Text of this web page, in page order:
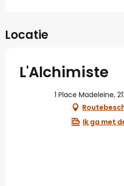
Locatie
L'Alchimiste
1 Place Madeleine,
Ik ga met